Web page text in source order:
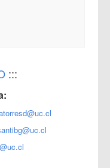
:::